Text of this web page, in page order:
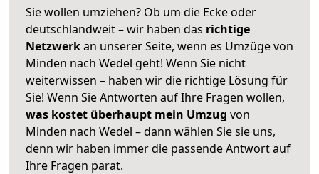
Sie wollen umziehen? Ob um die Ecke oder
deutschlandweit – wir haben das richtige
Netzwerkan unserer Seite, wenn es Umzüge von
Minden nach Wedel geht! Wenn Sie nicht
weiterwissen – haben wir die richtige Lösung für
Sie! Wenn Sie Antworten auf Ihre Fragen wollen,
was kostet überhaupt mein Umzug von
Minden nach Wedel – dann wählen Sie sie uns,
denn wir haben immer die passende Antwort auf
Ihre Fragen parat.